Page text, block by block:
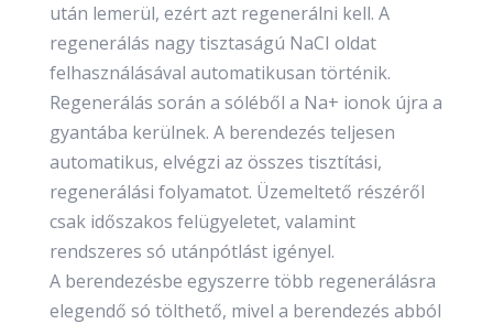
után lemerül, ezért azt regenerálni kell. A
regenerálás nagy tisztaságú NaCI oldat
felhasználásával automatikusan történik.
Regenerálás során a sóléből a Na+ ionok újra a
gyantába kerülnek. A berendezés teljesen
automatikus, elvégzi az összes tisztítási,
regenerálási folyamatot. Üzemeltető részéről
csak időszakos felügyeletet, valamint
rendszeres só utánpótlást igényel.
A berendezésbe egyszerre több regenerálásra
elegendő só tölthető, mivel a berendezés abból